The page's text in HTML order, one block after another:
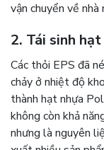
vận chuyển về
2. Tái sinh
Các thỏi EPS đã
chảy ở nhiệt độ
thành hạt nhựa
không còn khả
nhưng là nguyên